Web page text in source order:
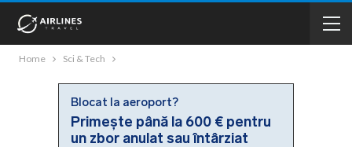
Home Sci & Tech